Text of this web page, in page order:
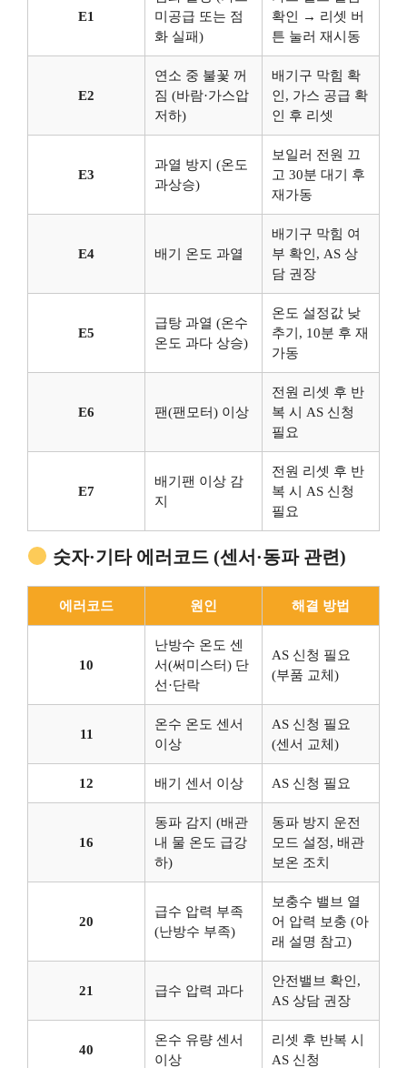
E1
미공급 또는 점
화 실패)
확인 → 리셋 버
튼 눌러 재시동
E2
연소 중 불꽃 꺼
짐 (바람·가스압
저하)
배기구 막힘 확
인, 가스 공급 확
인 후 리셋
E3
과열 방지 (온도
과상승)
보일러 전원 끄
고 30분 대기 후
재가동
E4 배기 온도 과열
배기구 막힘 여
부 확인, AS 상
담 권장
E5
급탕 과열 (온수
온도 과다 상승)
온도 설정값 낮
추기, 10분 후 재
가동
E6 팬(팬모터) 이상
전원 리셋 후 반
복 시 AS 신청
필요
E7
배기팬 이상 감
지
전원 리셋 후 반
복 시 AS 신청
필요
숫자·기타 에러코드 (센서·동파 관련)
에러코드 원인 해결 방법
10
난방수 온도 센
서(써미스터) 단
선·단락
AS 신청 필요
(부품 교체)
11
온수 온도 센서
이상
AS 신청 필요
(센서 교체)
12 배기 센서 이상 AS 신청 필요
16
동파 감지 (배관
내 물 온도 급강
하)
동파 방지 운전
모드 설정, 배관
보온 조치
20
급수 압력 부족
(난방수 부족)
보충수 밸브 열
어 압력 보충 (아
래 설명 참고)
21 급수 압력 과다
안전밸브 확인,
AS 상담 권장
40
온수 유량 센서
이상
리셋 후 반복 시
AS 신청